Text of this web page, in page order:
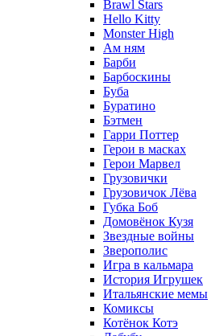
Brawl Stars
Hello Kitty
Monster High
Ам ням
Барби
Барбоскины
Буба
Буратино
Бэтмен
Гарри Поттер
Герои в масках
Герои Марвел
Грузовички
Грузовичок Лёва
Губка Боб
Домовёнок Кузя
Звездные войны
Зверополис
Игра в кальмара
История Игрушек
Итальянские мемы
Комиксы
Котёнок Котэ